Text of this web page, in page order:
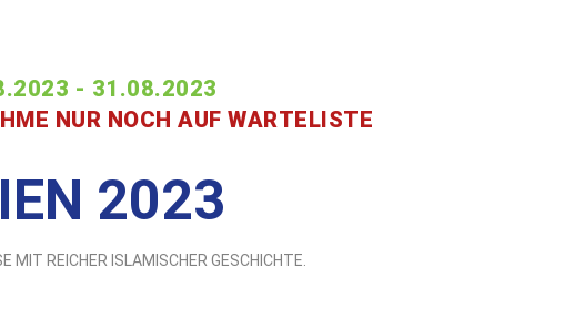
- 31.08.2023
NUR NOCH AUF WARTELISTE
2023
MIT REICHER ISLAMISCHER GESCHICHTE.